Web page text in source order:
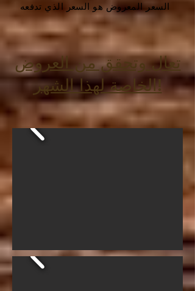
تعال وتحقق من العروض
الخاصة لهذا الشهر!